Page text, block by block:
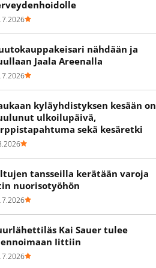
nähdään ja
Jaala Areenalla
kyläyhdistyksen kesään on
ulkoilupäivä,
sekä kesäretki
tansseilla kerätään varoja
nuorisotyöhön
Kai Sauer tulee
Iittiin